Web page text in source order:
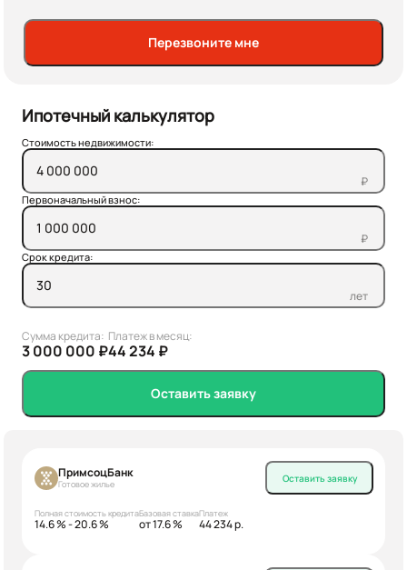
Перезвоните мне
Ипотечный калькулятор
Стоимость недвижимости:
₽
Первоначальный взнос:
₽
Срок кредита:
лет
Сумма кредита:
3 000 000 ₽
Платеж в месяц:
44 234 ₽
Оставить заявку
ПримсоцБанк
Готовое жилье
Полная стоимость кредита
14.6 % - 20.6 %
Базовая ставка
от 17.6 %
Платеж
44 234 р.
Оставить заявку